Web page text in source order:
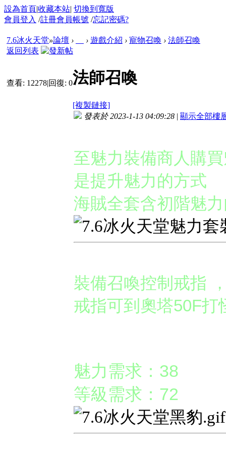
設為首頁|收藏本站| 切換到寬版
會員登入 /註冊會員帳號 /忘記密碼?
7.6冰火天堂»論壇 › › 遊戲介紹 › 寵物召喚 › 法師召喚
返回列表
查看: 12278|回復: 0法師召喚
[複製鏈接]
發表於 2023-1-13 04:09:28 | 顯示全部樓
至魅力裝備商人購
是提升魅力的方式
海賊全套含初階魅
裝備召喚控制戒指
戒指可到奧塔50F打
魅力需求：38
等級需求：72